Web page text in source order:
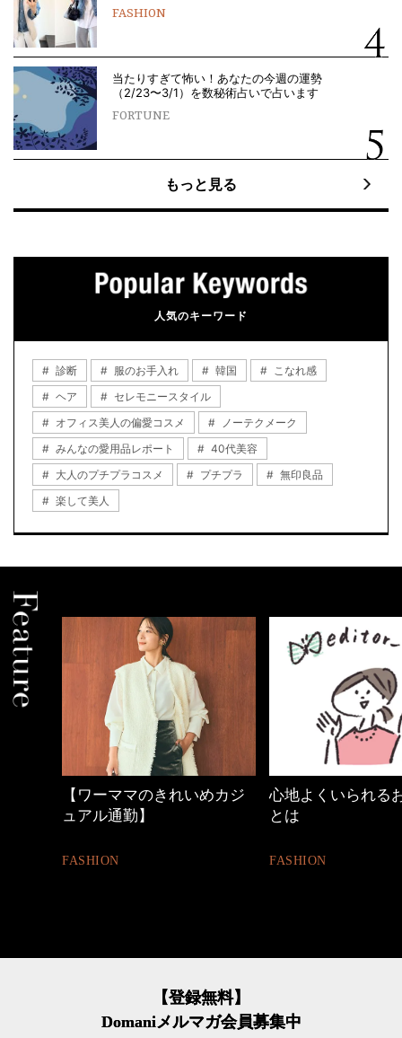
FASHION
当たりすぎて怖い！あなたの今週の運勢
（2/23〜3/1）を数秘術占いで占います
FORTUNE
もっと見る
人気のキーワード
診断 服のお手入れ 韓国
こなれ感
ヘア
セレモニースタイル
オフィス美人の偏愛コスメ
ノーテクメーク
みんなの愛用品レポート
40代美容
大人のプチプラコスメ
プチプラ
無印良品
楽して美人
【ワーママのきれいめカジ
ュアル通勤】
FASHION
心地よくいられるおし
FASHION
【登録無料】
Domaniメルマガ会員募集中